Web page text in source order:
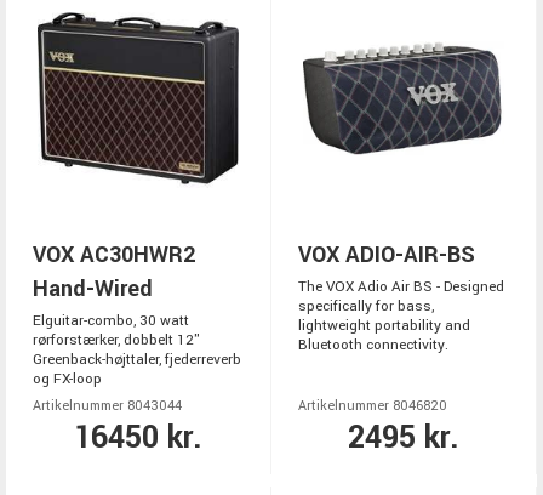
VOX AC30HWR2
Hand-Wired
Elguitar-combo, 30 watt
rørforstærker, dobbelt 12"
Greenback-højttaler, fjederreverb
og FX-loop
Artikelnummer 8043044
16450 kr.
VOX ADIO-AIR-BS
The VOX Adio Air BS - Designed
specifically for bass,
lightweight portability and
Bluetooth connectivity.
Artikelnummer 8046820
2495 kr.